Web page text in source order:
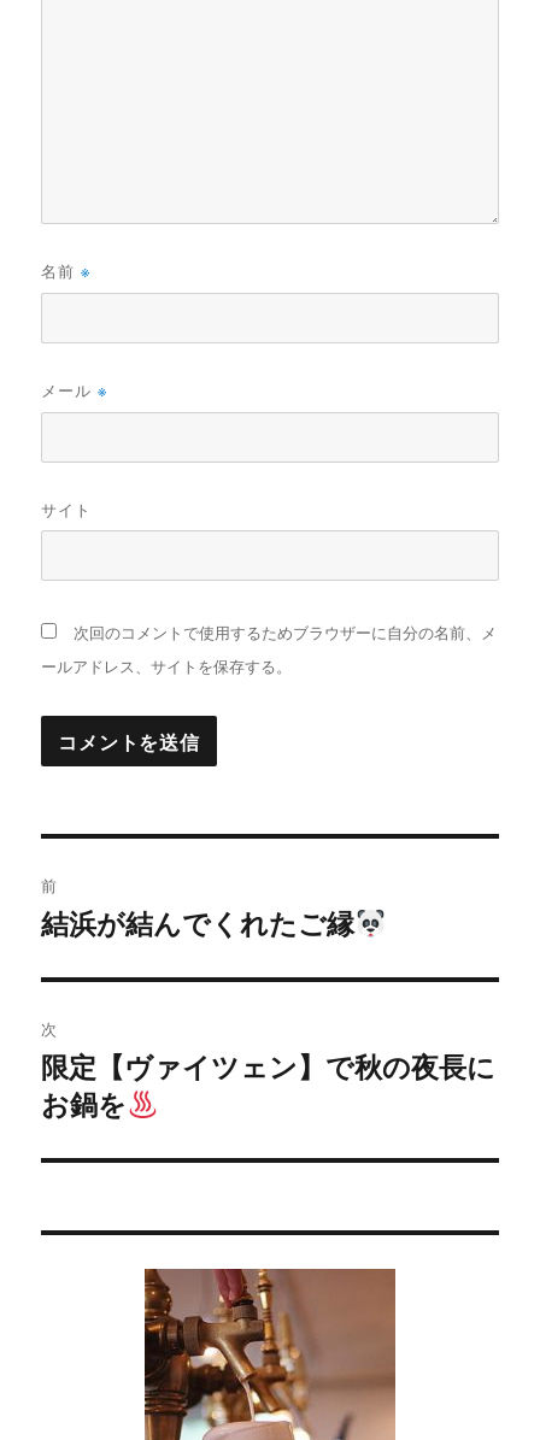
名前※
メール※
サイト
次回のコメントで使用するためブラウザーに自分の名前、メ
ールアドレス、サイトを保存する。
稿
ビ
ゲ
ー
シ
前
過
の
投
稿:
結浜が結んでくれたご縁
次
次
の
稿:
限定【ヴァイツェン】で秋の夜長に
お鍋を